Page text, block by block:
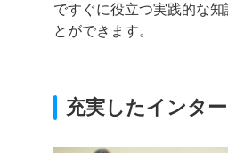
ですぐに役立つ実践的な
とができます。
充実したインタ